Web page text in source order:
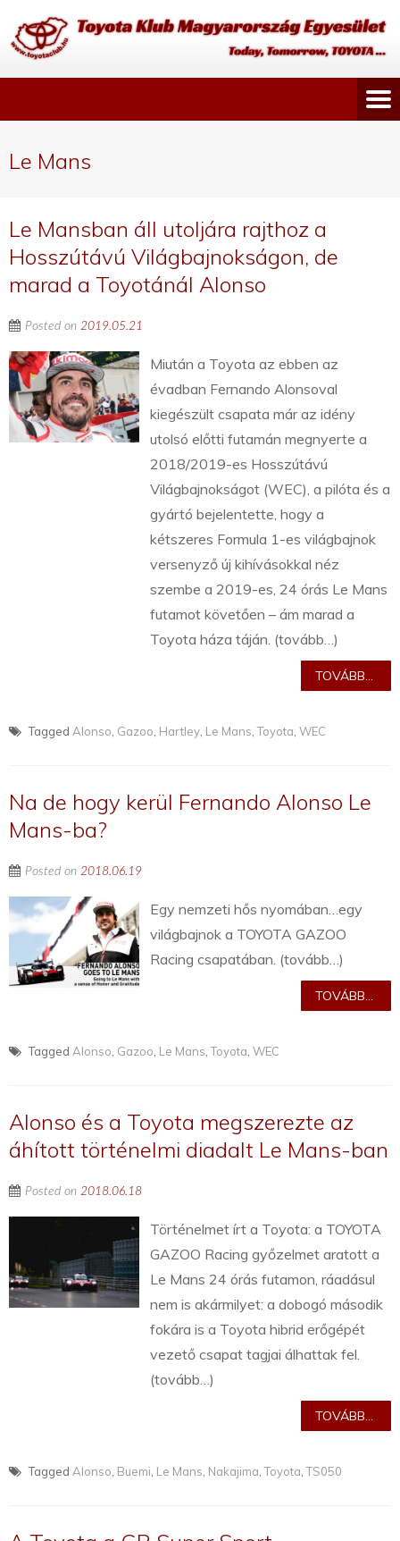
Le Mans
Le Mansban áll utoljára rajthoz a
Hosszútávú Világbajnokságon, de
marad a Toyotánál Alonso
Posted on 2019.05.21
Miután a Toyota az ebben az
évadban Fernando Alonsoval
kiegészült csapata már az idény
utolsó előtti futamán megnyerte a
2018/2019-es Hosszútávú
Világbajnokságot (WEC), a pilóta és a
gyártó bejelentette, hogy a
kétszeres Formula 1-es világbajnok
versenyző új kihívásokkal néz
szembe a 2019-es, 24 órás Le Mans
futamot követően – ám marad a
Toyota háza táján. (tovább…)
TOVÁBB...
Tagged Alonso Gazoo Hartley Le Mans ,Toyota WEC
Na de hogy kerül Fernando Alonso Le
Mans-ba?
Posted on 2018.06.19
Egy nemzeti hős nyomában…egy
világbajnok a TOYOTA GAZOO
Racing csapatában. (tovább…)
TOVÁBB...
Tagged Alonso Gazoo Le Mans ,Toyota WEC
Alonso és a Toyota megszerezte az
áhított történelmi diadalt Le Mans-ban
Posted on 2018.06.18
Történelmet írt a Toyota: a TOYOTA
GAZOO Racing győzelmet aratott a
Le Mans 24 órás futamon, ráadásul
nem is akármilyet: a dobogó második
fokára is a Toyota hibrid erőgépét
vezető csapat tagjai álhattak fel.
(tovább…)
TOVÁBB...
Tagged Alonso Buemi Le Mans Nakajima ,Toyota ,TS050